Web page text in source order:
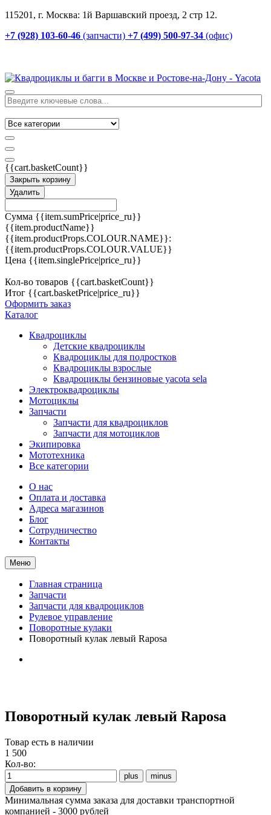
115201, г. Москва: 1й Варшавский проезд, 2 стр 12.
+7 (928) 103-60-46 (запчасти) +7 (499) 500-97-34 (офис)
{{cart.basketCount}}
Закрыть корзину
Удалить
Сумма {{item.sumPrice|price_ru}}
{{item.productName}}
{{item.productProps.COLOUR.NAME}}:
{{item.productProps.COLOUR.VALUE}}
Цена {{item.singlePrice|price_ru}}
Кол-во товаров {{cart.basketCount}}
Итог {{cart.basketPrice|price_ru}}
Оформить заказ
Каталог
Квадроциклы
Детские квадроциклы
Квадроциклы для подростков
Квадроциклы взрослые
Квадроциклы бензиновые yacota sela
Электроквадроциклы
Мотоциклы
Запчасти
Запчасти для квадроциклов
Запчасти для мотоциклов
Экипировка
Мототехника
Все категории
О нас
Оплата и доставка
Адреса магазинов
Блог
Сотрудничество
Контакты
Меню
Главная страница
Запчасти
Запчасти для квадроциклов
Рулевое управление
Поворотные кулаки
Поворотный кулак левый Raposa
Поворотный кулак левый Raposa
Товар есть в наличии
1 500
Кол-во:
Минимальная сумма заказа для доставки транспортной
компанией - 3000 рублей